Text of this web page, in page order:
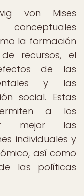
von Mises
conceptuales
la formación
recursos, el
de las
y las
social. Estas
a los
mejor las
individuales y
así como
las políticas